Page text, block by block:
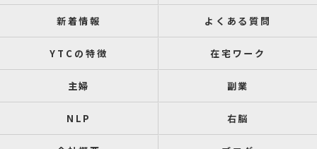
新着情報 よくある質問
YTCの特徴 在宅ワーク
主婦 副業
NLP 右脳